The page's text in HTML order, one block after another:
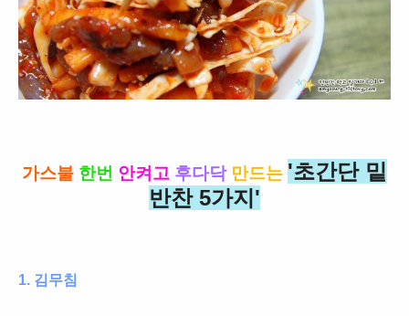
가스불 한번 안켜고 후다닥 만드는 '초간단 밑
반찬 5가지'
1. 김무침